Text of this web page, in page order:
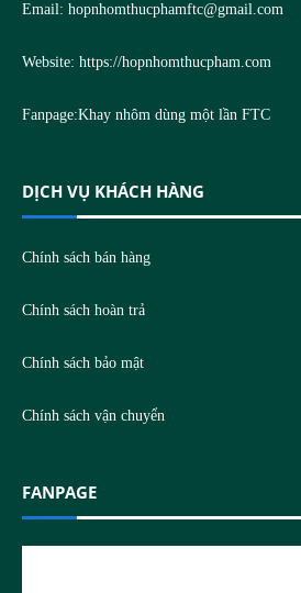
Email: hopnhomthucphamftc@gmail.com
Website: https://hopnhomthucpham.com
Fanpage:Khay nhôm dùng một lần FTC
DỊCH VỤ KHÁCH HÀNG
Chính sách bán hàng
Chính sách hoàn trả
Chính sách bảo mật
Chính sách vận chuyển
FANPAGE